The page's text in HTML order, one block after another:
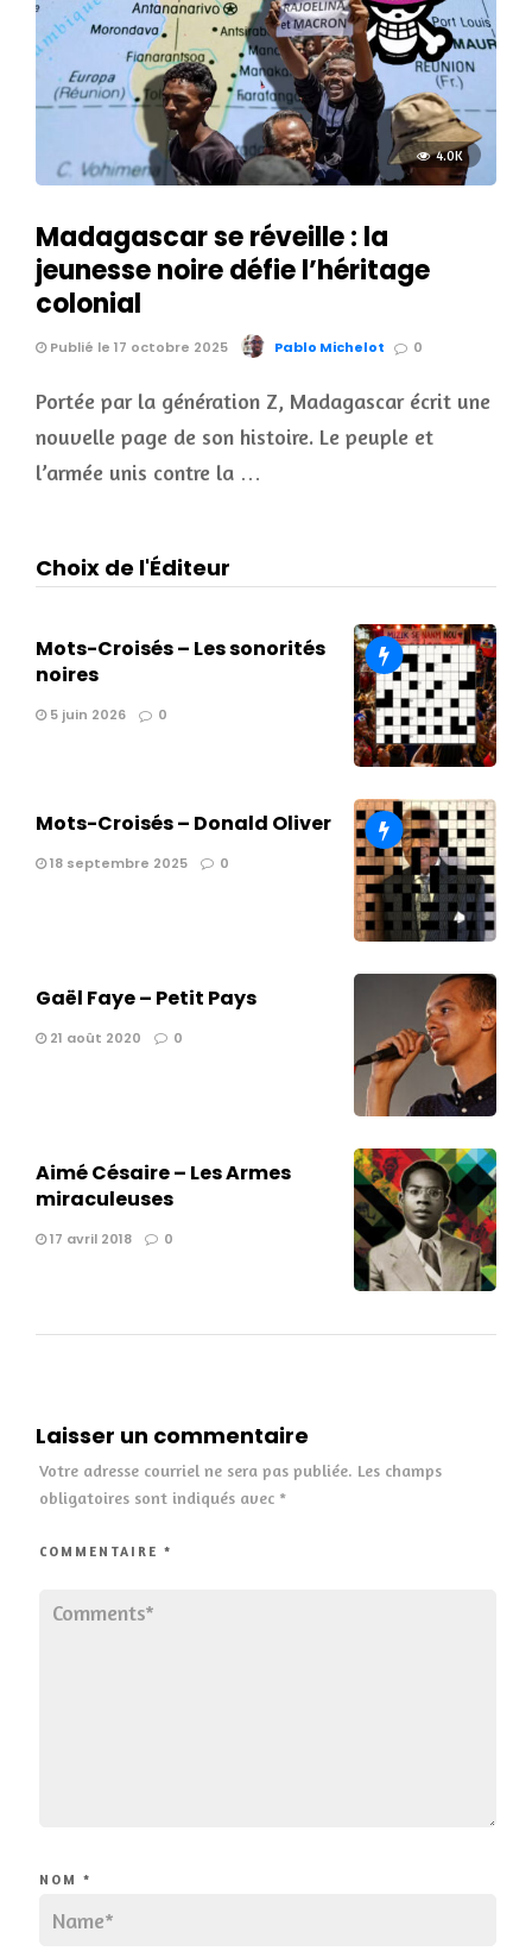
4.0K
Madagascar se réveille : la
jeunesse noire défie l’héritage
colonial
Publié le 17 octobre 2025 Pablo Michelot 0
Portée par la génération Z, Madagascar écrit une
nouvelle page de son histoire. Le peuple et
l’armée unis contre la …
Choix de l'Éditeur
Mots-Croisés – Les sonorités
noires
5 juin 2026 0
Mots-Croisés – Donald Oliver
18 septembre 2025 0
Gaël Faye – Petit Pays
21 août 2020 0
Aimé Césaire – Les Armes
miraculeuses
17 avril 2018 0
Laisser un commentaire
Votre adresse courriel ne sera pas publiée. Les champs
obligatoires sont indiqués avec *
COMMENTAIRE *
NOM *